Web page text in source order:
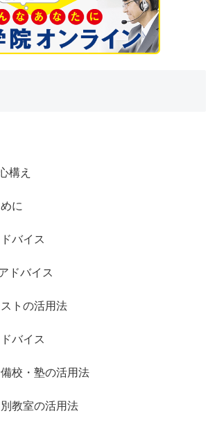
構え
に
バイス
ドバイス
トの活用法
バイス
校・塾の活用法
教室の活用法